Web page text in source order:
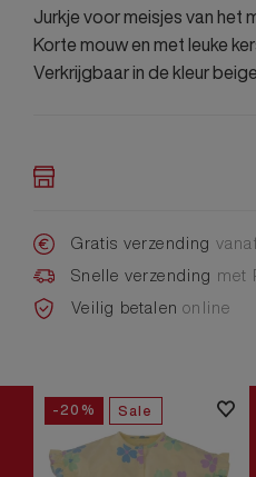
Jurkje voor meisjes van het
Korte mouw en met leuke
Verkrijgbaar in de kleur
Gratis verzending
Snelle verzending met
Veilig betalenonline
-20% Sale